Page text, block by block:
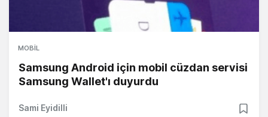
MOBIL
Samsung Android için mobil cüzdan servisi
Samsung Wallet'ı duyurdu
Sami Eyidilli